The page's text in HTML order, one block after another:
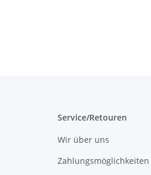
Service/Retouren
Wir über uns
Zahlungsmöglichkeiten